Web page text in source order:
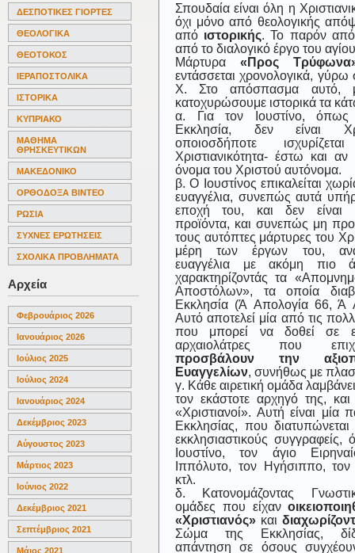
ΔΕΣΠΟΤΙΚΕΣ ΓΙΟΡΤΕΣ
ΘΕΟΛΟΓΙΚΑ
ΘΕΟΤΟΚΟΣ
ΙΕΡΑΠΟΣΤΟΛΙΚΑ
ΙΣΤΟΡΙΚΑ
ΚΥΠΡΙΑΚΟ
ΜΑΘΗΜΑ
ΘΡΗΣΚΕΥΤΙΚΩΝ
ΜΑΚΕΔΟΝΙΚΟ
ΟΡΘΟΔΟΞΑ ΒΙΝΤΕΟ
ΡΩΣΙΑ
ΣΥΧΝΕΣ ΕΡΩΤΗΣΕΙΣ
ΣΧΟΛΙΚΑ ΠΡΟΒΛΗΜΑΤΑ
Αρχεία
Φεβρουάριος 2026
Ιανουάριος 2026
Ιούλιος 2025
Ιούλιος 2024
Ιανουάριος 2024
Δεκέμβριος 2023
Αύγουστος 2023
Μάρτιος 2023
Ιούνιος 2022
Δεκέμβριος 2021
Σεπτέμβριος 2021
Μάιος 2021
Σπουδαία είναι όλη η
όχι μόνο από θεολογικής
από ιστορικής. Το παρόν
από το διαλογικό έργο του
Μάρτυρα «Προς
εντάσσεται χρονολογικά,
Χ. Στο απόσπασμα αυτό,
κατοχυρώσουμε ιστορικά τα
α. Για τον Ιουστίνο,
Εκκλησία, δεν είναι
οποιοσδήποτε
Χριστιανικότητα- έστω και αν
όνομα του Χριστού αυτόνομα.
β. Ο Ιουστίνος επικαλείται
ευαγγέλια, συνεπώς αυτά
εποχή του, και δεν είναι
προϊόντα, και συνεπώς μη
τους αυτόπτες μάρτυρες του
μέρη των έργων του,
ευαγγέλια με ακόμη πιο
χαρακτηρίζοντάς τα
Αποστόλων», τα οποία
Εκκλησία (Ά Απολογία 66, Ά
Αυτό αποτελεί μία από τις
που μπορεί να δοθεί σε
αρχαιολάτρες που
προσβάλουν την
Ευαγγελίων, συνήθως με
γ. Κάθε αιρετική ομάδα
τον εκάστοτε αρχηγό της,
«Χριστιανοί». Αυτή είναι μία
Εκκλησίας, που
εκκλησιαστικούς συγγραφείς,
Ιουστίνο, τον άγιο
Ιππόλυτο, τον Ηγήσιππο,
κτλ.
δ. Κατονομάζοντας
ομάδες που είχαν
«Χριστιανός» και
Σώμα της Εκκλησίας,
απάντηση σε όσους